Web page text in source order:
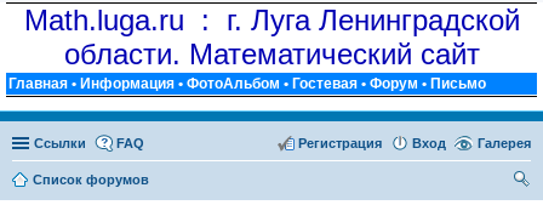
Math.luga.ru : г. Луга Ленинградской
области. Математический сайт
Главная • Информация • ФотоАльбом • Гостевая • Форум • Письмо
Ссылки Галерея
FAQ Вход
Регистрация
Список форумов